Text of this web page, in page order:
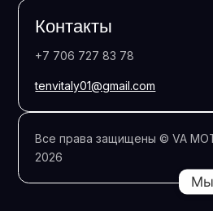
Контакты
+7 706 727 83 78
tenvitaly01@gmail.com
Все права защищены© VA
2026
Мы